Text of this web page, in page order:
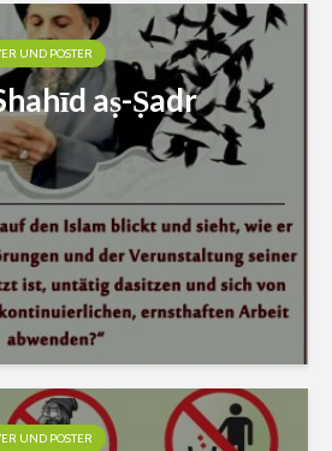
UND POSTER
aṣ-Ṣadr
UND POSTER